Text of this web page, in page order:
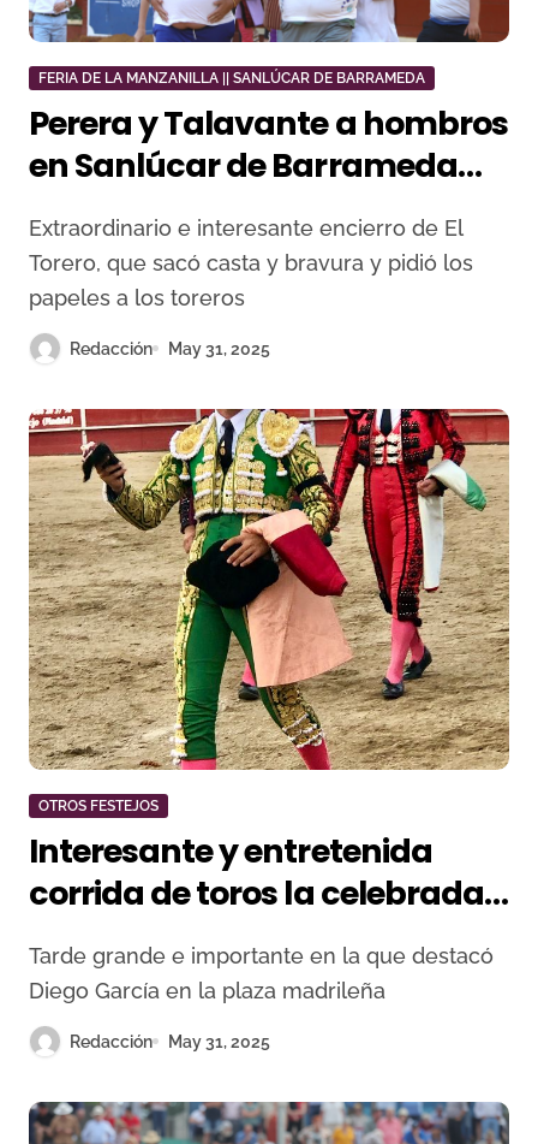
FERIA DE LA MANZANILLA || SANLÚCAR DE BARRAMEDA
Perera y Talavante a hombros
en Sanlúcar de Barrameda
con una gran corrida de El
Torero
Extraordinario e interesante encierro de El
Torero, que sacó casta y bravura y pidió los
papeles a los toreros
Redacción May 31, 2025
OTROS FESTEJOS
Interesante y entretenida
corrida de toros la celebrada
en El Molar
Tarde grande e importante en la que destacó
Diego García en la plaza madrileña
Redacción May 31, 2025